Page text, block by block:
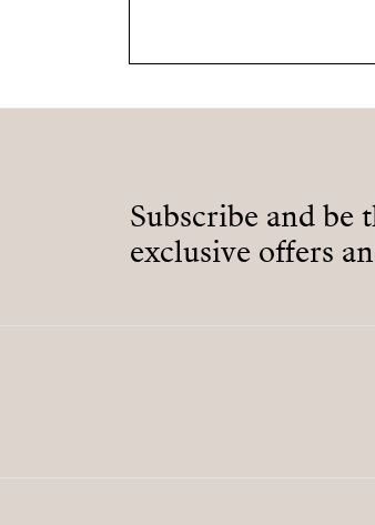
Subscribe and be
exclusive offers